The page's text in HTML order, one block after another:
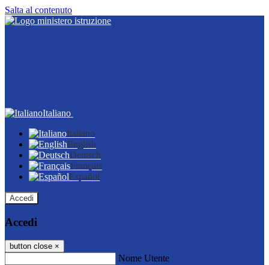
Salta al contenuto
Italiano
Italiano
English
Deutsch
Français
Español
Accedi
Accedi
button close ×
Nome Utente